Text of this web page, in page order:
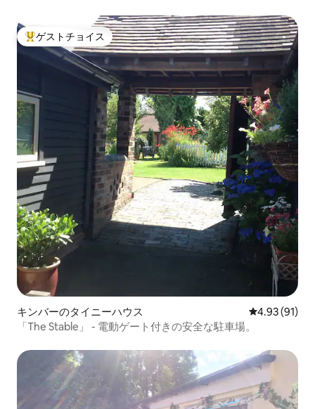
大好評のゲストチョイスです。
ゲストチョイス
キンバーのタイニーハウス レビュー91
4.93 (91)
「The Stable」 - 電動ゲート付きの安全な駐車場。